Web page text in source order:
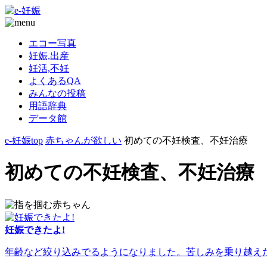
エコー写真
妊娠,出産
妊活,不妊
よくあるQA
みんなの投稿
用語辞典
データ館
e-妊娠top 赤ちゃんが欲しい 初めての不妊検査、不妊治療
初めての不妊検査、不妊治療
妊娠できたよ!
年齢など絞り込みでるようになりました。苦しみを乗り越え